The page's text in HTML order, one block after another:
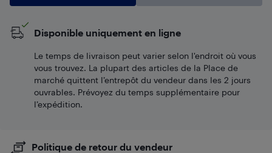
Disponible uniquement en ligne
Le temps de livraison peut varier selon l'endroit où vous
vous trouvez. La plupart des articles de la Place de
marché quittent l’entrepôt du vendeur dans les 2 jours
ouvrables. Prévoyez du temps supplémentaire pour
l’expédition.
Politique de retour du vendeur